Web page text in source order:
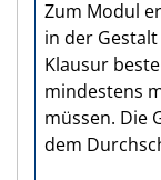
Zum Modul
in der
Klausur
mindestens
müssen. Die
dem